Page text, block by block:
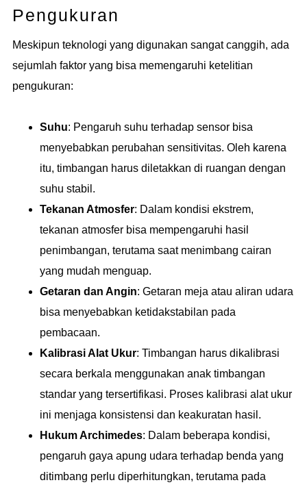
Pengukuran
Meskipun teknologi yang digunakan sangat canggih, ada
sejumlah faktor yang bisa memengaruhi ketelitian
pengukuran:
Suhu: Pengaruh suhu terhadap sensor bisa
menyebabkan perubahan sensitivitas. Oleh karena
itu, timbangan harus diletakkan di ruangan dengan
suhu stabil.
Tekanan Atmosfer: Dalam kondisi ekstrem,
tekanan atmosfer bisa mempengaruhi hasil
penimbangan, terutama saat menimbang cairan
yang mudah menguap.
Getaran dan Angin: Getaran meja atau aliran udara
bisa menyebabkan ketidakstabilan pada
pembacaan.
Kalibrasi Alat Ukur: Timbangan harus dikalibrasi
secara berkala menggunakan anak timbangan
standar yang tersertifikasi. Proses kalibrasi alat ukur
ini menjaga konsistensi dan keakuratan hasil.
Hukum Archimedes: Dalam beberapa kondisi,
pengaruh gaya apung udara terhadap benda yang
ditimbang perlu diperhitungkan, terutama pada